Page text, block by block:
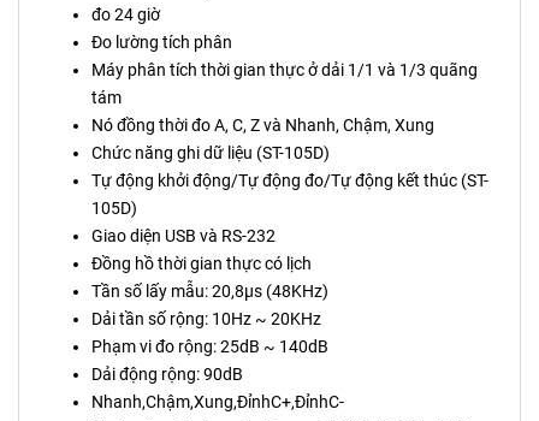
đo 24 giờ
Đo lường tích phân
Máy phân tích thời gian thực ở dải 1/1 và 1/3 quãng
tám
Nó đồng thời đo A, C, Z và Nhanh, Chậm, Xung
Chức năng ghi dữ liệu (ST-105D)
Tự động khởi động/Tự động đo/Tự động kết thúc (ST-
105D)
Giao diện USB và RS-232
Đồng hồ thời gian thực có lịch
Tần số lấy mẫu: 20,8µs (48KHz)
Dải tần số rộng: 10Hz ~ 20KHz
Phạm vi đo rộng: 25dB ~ 140dB
Dải động rộng: 90dB
Nhanh,Chậm,Xung,ĐỉnhC+,ĐỉnhC-